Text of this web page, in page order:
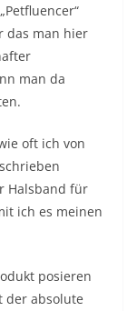
das man hier
man da
oft ich von
Halsband für
ich es meinen
posieren
der absolute